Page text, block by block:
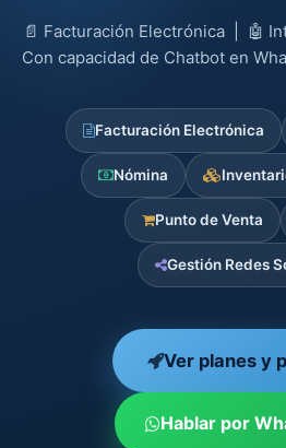
📄 Facturación Electrónica | 🤖
Con capacidad de Chatbot en
Facturación Electrónica
Nómina
Punto de Venta
Gestión Redes
Ver planes y
Hablar por